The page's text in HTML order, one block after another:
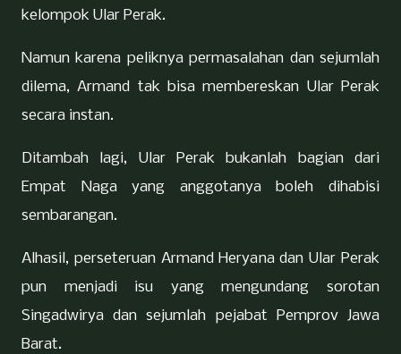
kelompok Ular Perak.
Namun karena peliknya permasalahan dan sejumlah
dilema, Armand tak bisa membereskan Ular Perak
secara instan.
Ditambah lagi, Ular Perak bukanlah bagian dari
Empat Naga yang anggotanya boleh dihabisi
sembarangan.
Alhasil, perseteruan Armand Heryana dan Ular Perak
pun menjadi isu yang mengundang sorotan
Singadwirya dan sejumlah pejabat Pemprov Jawa
Barat.